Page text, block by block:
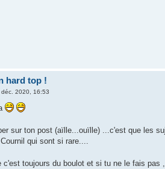
hard top !
déc. 2020, 16:53
sur ton post (aïlle...ouïlle) ...c'est que les
qui sont si rare....
c'est toujours du boulot et si tu ne le fais pas